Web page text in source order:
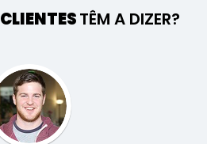
CLIENTESTÊM A DIZER?